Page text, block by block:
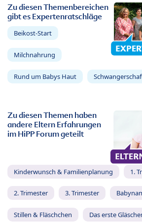
Zu diesen Themenbereichen
gibt es Expertenratschläge
Beikost-Start
Milchnahrung
Rund um Babys Haut
Zu diesen Themen haben
andere Eltern Erfahrungen
im HiPP Forum geteilt
Kinderwunsch & Familienplanung 1.
2. Trimester 3. Trimester
Stillen & Fläschchen Das erste